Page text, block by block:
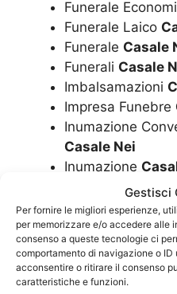
Gestisci
Per fornire le migliori esperienze,
per memorizzare e/o accedere alle
consenso a queste tecnologie ci
comportamento di navigazione o ID
acconsentire o ritirare il consenso
caratteristiche e funzioni.
Funerale
Funerale Laico
Funerale Casale
Funerali Casale
Imbalsamazioni
Impresa Funebre
Inumazione
Casale Nei
Inumazione
Istruzione
Nei
LapideCasale
LapidiCasale Nei
Libro Firma
Casale Nei